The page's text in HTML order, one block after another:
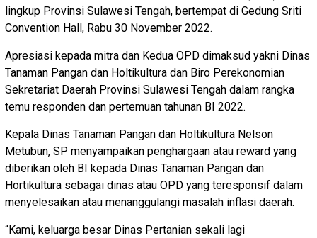
lingkup Provinsi Sulawesi Tengah, bertempat di Gedung Sriti
Convention Hall, Rabu 30 November 2022.
Apresiasi kepada mitra dan Kedua OPD dimaksud yakni Dinas
Tanaman Pangan dan Holtikultura dan Biro Perekonomian
Sekretariat Daerah Provinsi Sulawesi Tengah dalam rangka
temu responden dan pertemuan tahunan BI 2022.
Kepala Dinas Tanaman Pangan dan Holtikultura Nelson
Metubun, SP menyampaikan penghargaan atau reward yang
diberikan oleh BI kepada Dinas Tanaman Pangan dan
Hortikultura sebagai dinas atau OPD yang teresponsif dalam
menyelesaikan atau menanggulangi masalah inflasi daerah.
“Kami, keluarga besar Dinas Pertanian sekali lagi